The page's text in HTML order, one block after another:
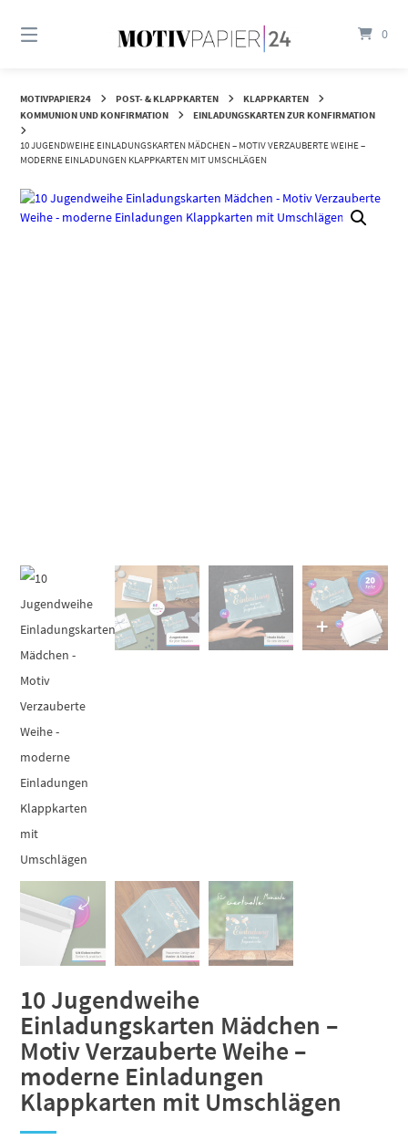
zum
0
MOTIVPAPIER24 POST- & KLAPPKARTEN
KLAPPKARTEN
KOMMUNION UND KONFIRMATION
EINLADUNGSKARTEN ZUR KONFIRMATION
10 JUGENDWEIHE EINLADUNGSKARTEN MÄDCHEN – MOTIV VERZAUBERTE WEIHE –
MODERNE EINLADUNGEN KLAPPKARTEN MIT UMSCHLÄGEN
10 Jugendweihe
Einladungskarten Mädchen –
Motiv Verzauberte Weihe –
moderne Einladungen
Klappkarten mit Umschlägen